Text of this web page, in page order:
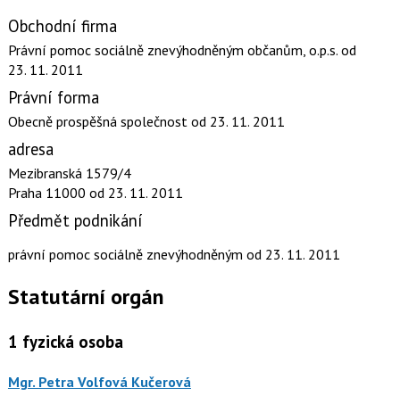
Obchodní firma
Právní pomoc sociálně znevýhodněným občanům, o.p.s. od
23. 11. 2011
Právní forma
Obecně prospěšná společnost od 23. 11. 2011
adresa
Mezibranská 1579/4
Praha 11000 od 23. 11. 2011
Předmět podnikání
právní pomoc sociálně znevýhodněným od 23. 11. 2011
Statutární orgán
1 fyzická osoba
Mgr. Petra Volfová Kučerová